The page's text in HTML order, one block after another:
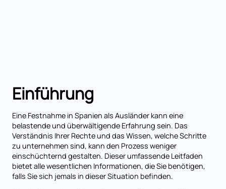
Einführung
Eine Festnahme in Spanien als Ausländer kann eine
belastende und überwältigende Erfahrung sein. Das
Verständnis Ihrer Rechte und das Wissen, welche Schritte
zu unternehmen sind, kann den Prozess weniger
einschüchternd gestalten. Dieser umfassende Leitfaden
bietet alle wesentlichen Informationen, die Sie benötigen,
falls Sie sich jemals in dieser Situation befinden.